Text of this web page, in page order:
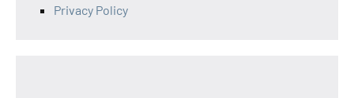
Privacy Policy